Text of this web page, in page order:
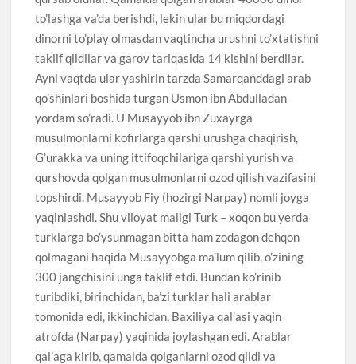
to’lashga va’da berishdi, lekin ular bu miqdordagi
dinorni to’play olmasdan vaqtincha urushni to’xtatishni
taklif qildilar va garov tariqasida 14 kishini berdilar.
Ayni vaqtda ular yashirin tarzda Samarqanddagi arab
qo’shinlari boshida turgan Usmon ibn Abdulladan
yordam so’radi. U Musayyob ibn Zuxayrga
musulmonlarni kofirlarga qarshi urushga chaqirish,
G’urakka va uning ittifoqchilariga qarshi yurish va
qurshovda qolgan musulmonlarni ozod qilish vazifasini
topshirdi. Musayyob Fiy (hozirgi Narpay) nomli joyga
yaqinlashdi. Shu viloyat maligi Turk – xoqon bu yerda
turklarga bo’ysunmagan bitta ham zodagon dehqon
qolmagani haqida Musayyobga ma’lum qilib, o’zining
300 jangchisini unga taklif etdi. Bundan ko’rinib
turibdiki, birinchidan, ba’zi turklar hali arablar
tomonida edi, ikkinchidan, Baxiliya qal’asi yaqin
atrofda (Narpay) yaqinida joylashgan edi. Arablar
qal’aga kirib, qamalda qolganlarni ozod qildi va